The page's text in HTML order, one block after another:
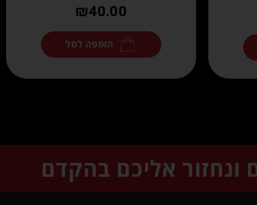
₪40.00
הוספה לסל
ונחזור אליכם בהקדם